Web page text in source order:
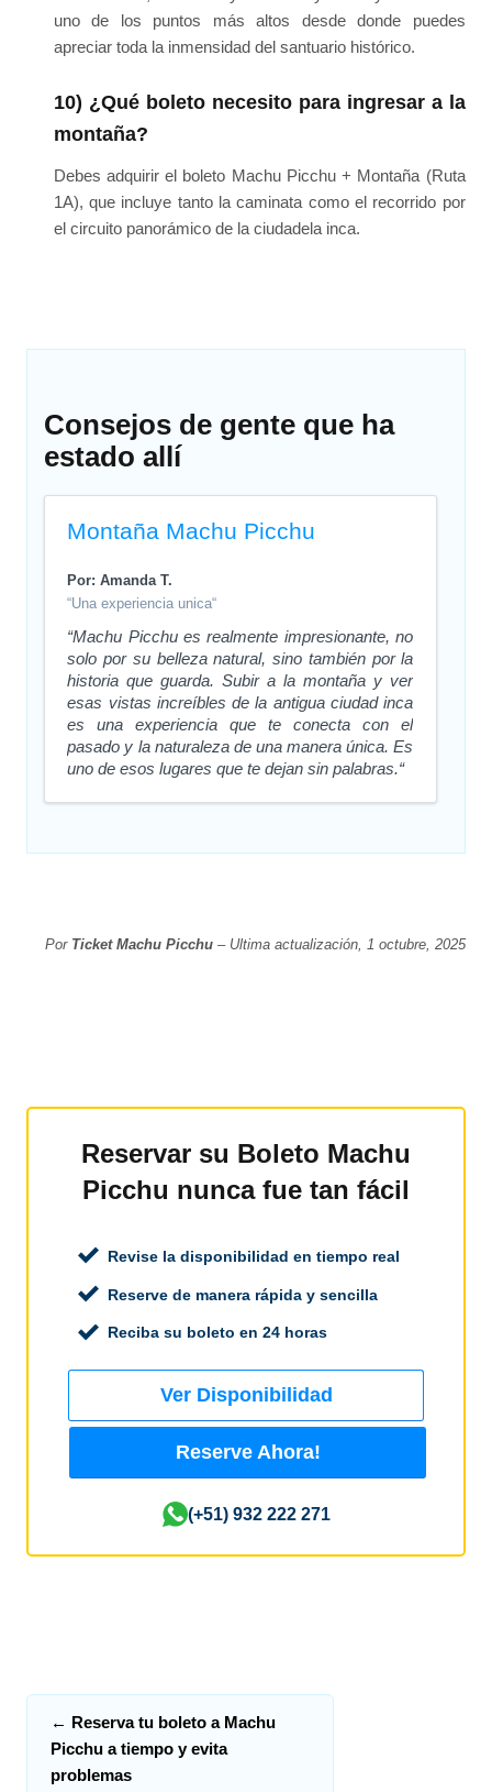
uno de los puntos más altos desde donde puedes
apreciar toda la inmensidad del santuario histórico.
10) ¿Qué boleto necesito para ingresar a la
montaña?
Debes adquirir el boleto Machu Picchu + Montaña (Ruta
1A), que incluye tanto la caminata como el recorrido por
el circuito panorámico de la ciudadela inca.
Consejos de gente que ha
estado allí
Montaña Machu Picchu
Por: Amanda T.
“Una experiencia unica“
“Machu Picchu es realmente impresionante, no
solo por su belleza natural, sino también por la
historia que guarda. Subir a la montaña y ver
esas vistas increíbles de la antigua ciudad inca
es una experiencia que te conecta con el
pasado y la naturaleza de una manera única. Es
uno de esos lugares que te dejan sin palabras.“
Por Ticket Machu Picchu– Ultima actualización, 1 octubre, 2025
Reservar su Boleto Machu
Picchu nunca fue tan fácil
Revise la disponibilidad en tiempo real
Reserve de manera rápida y sencilla
Reciba su boleto en 24 horas
Ver Disponibilidad
Reserve Ahora!
(+51) 932 222 271
← Reserva tu boleto a Machu
Picchu a tiempo y evita
problemas